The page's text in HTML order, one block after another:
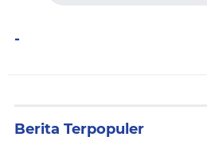
-
Berita Terpopuler